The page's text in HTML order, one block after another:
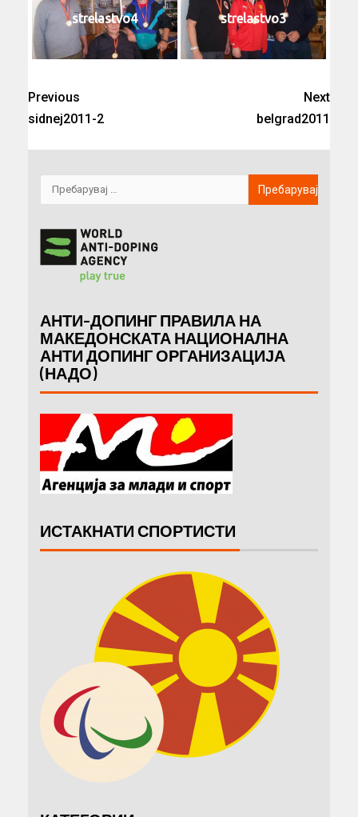
strelastvo4 strelastvo3
Previous
sidnej2011-2
Next
belgrad2011
АНТИ-ДОПИНГ ПРАВИЛА НА
МАКЕДОНСКАТА НАЦИОНАЛНА
АНТИ ДОПИНГ ОРГАНИЗАЦИЈА
(НАДО)
ИСТАКНАТИ СПОРТИСТИ